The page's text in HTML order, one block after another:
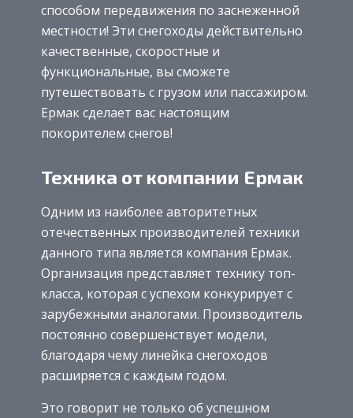
способом передвижения по заснеженной
местности! Эти снегоходы действительно
качественные, скоростные и
функциональные, вы сможете
путешествовать с грузом или пассажиром.
Ермак сделает вас настоящим
покорителем снегов!
Техника от компании Ермак
Одним из наиболее авторитетных
отечественных производителей техники
данного типа является компания Ермак.
Организация представляет технику топ-
класса, которая с успехом конкурирует с
зарубежными аналогами. Производитель
постоянно совершенствует модели,
благодаря чему линейка снегоходов
расширяется с каждым годом.
Это говорит не только об успешном